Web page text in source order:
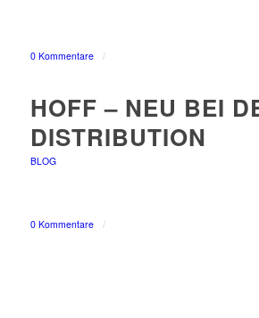
0 Kommentare /
HOFF – NEU BEI
DISTRIBUTION
BLOG
0 Kommentare /